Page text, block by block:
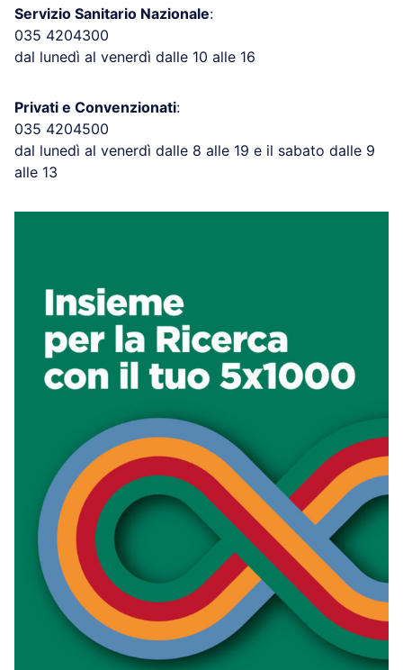
Servizio Sanitario Nazionale:
035 4204300
dal lunedì al venerdì dalle 10 alle 16
Privati e Convenzionati:
035 4204500
dal lunedì al venerdì dalle 8 alle 19 e il sabato dalle 9
alle 13